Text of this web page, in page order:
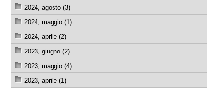
2024, agosto (3)
2024, maggio (1)
2024, aprile (2)
2023, giugno (2)
2023, maggio (4)
2023, aprile (1)